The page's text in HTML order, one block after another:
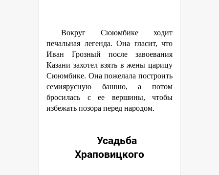
Вокруг Сююмбике ходит
печальная легенда. Она гласит, что
Иван Грозный после завоевания
Казани захотел взять в жены царицу
Сююмбике. Она пожелала построить
семиярусную башню, а потом
бросилась с ее вершины, чтобы
избежать позора перед народом.
Усадьба
Храповицкого